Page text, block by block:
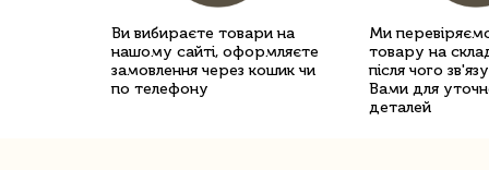
Ви вибираєте товари на
нашому сайті, оформляєте
замовлення через кошик чи
по телефону
Ми
товару на
після чого
Вами для
деталей